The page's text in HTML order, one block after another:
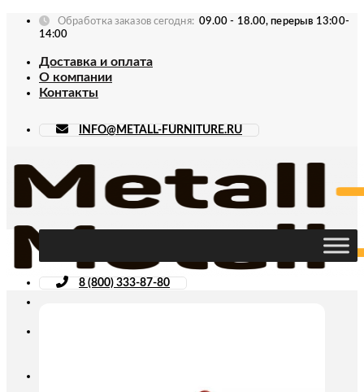
Skip
Обработка заказов сегодня: 09.00 - 18.00, перерыв 13:00-
14:00
Доставка и оплата
О компании
Контакты
INFO@METALL-FURNITURE.RU
8 (800) 333-87-80